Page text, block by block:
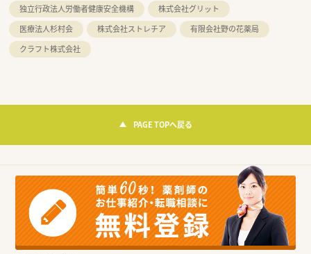
独立行政法人労働者健康安全機構
株式会社グリット
医療法人杉村会
株式会社ストレチア
有限会社野の花薬局
クラフト株式会社
PAGE TOPへ戻る